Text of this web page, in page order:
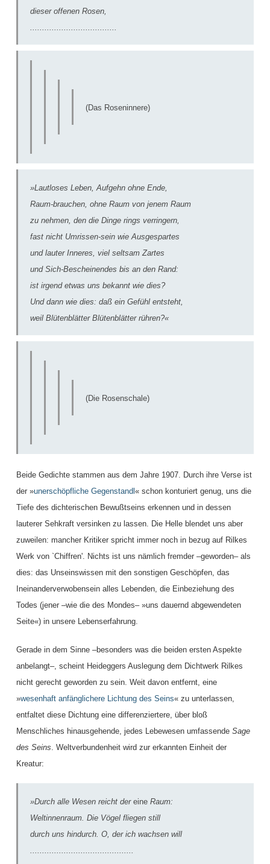
dieser offenen Rosen,
....................................
(Das Roseninnere)
»Lautloses Leben, Aufgehn ohne Ende,
Raum-brauchen, ohne Raum von jenem Raum
zu nehmen, den die Dinge rings verringern,
fast nicht Umrissen-sein wie Ausgespartes
und lauter Inneres, viel seltsam Zartes
und Sich-Bescheinendes bis an den Rand:
ist irgend etwas uns bekannt wie dies?
Und dann wie dies: daß ein Gefühl entsteht,
weil Blütenblätter Blütenblätter rühren?«
(Die Rosenschale)
Beide Gedichte stammen aus dem Jahre 1907. Durch ihre Verse ist
der »unerschöpfliche Gegenstandl « schon konturiert genug, uns die
Tiefe des dichterischen Bewußtseins erkennen und in dessen
lauterer Sehkraft versinken zu lassen. Die Helle blendet uns aber
zuweilen: mancher Kritiker spricht immer noch in bezug auf Rilkes
Werk von `Chiffren'. Nichts ist uns nämlich fremder –geworden– als
dies: das Unseinswissen mit den sonstigen Geschöpfen, das
Ineinanderverwobensein alles Lebenden, die Einbeziehung des
Todes (jener –wie die des Mondes– »uns dauernd abgewendeten
Seite«) in unsere Lebenserfahrung.
Gerade in dem Sinne –besonders was die beiden ersten Aspekte
anbelangt–, scheint Heideggers Auslegung dem Dichtwerk Rilkes
nicht gerecht geworden zu sein. Weit davon entfernt, eine
»wesenhaft anfänglichere Lichtung des Seins« zu unterlassen,
entfaltet diese Dichtung eine differenziertere, über bloß
Menschliches hinausgehende, jedes Lebewesen umfassende Sage
des Seins. Weltverbundenheit wird zur erkannten Einheit der
Kreatur:
»Durch alle Wesen reicht der eine Raum:
Weltinnenraum. Die Vögel fliegen still
durch uns hindurch. O, der ich wachsen will
...........................................